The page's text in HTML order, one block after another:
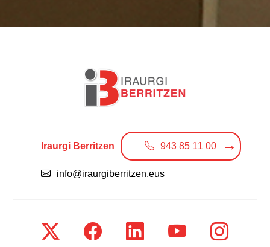
Iraurgi Berritzen 943 85 11 00
info@iraurgiberritzen.eus